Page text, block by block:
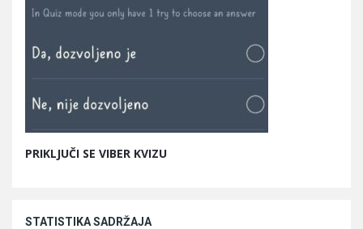
PRIKLJUČI SE VIBER KVIZU
STATISTIKA SADRŽAJA